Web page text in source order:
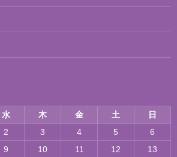
水 木 金 土
日
2 3 4 5
6
9 10 11 12
13